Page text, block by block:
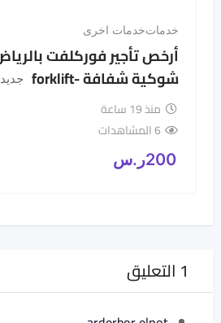
خدماتخدمات اخرى
أرخص تأجير فوركلفت
شوكية شفافة -forklift
جديد
منذ 19 ساعة
6 المشاهدات
200ر.س
1 التعليق